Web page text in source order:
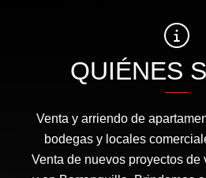
QUIÉNES
Venta y arriendo de
bodegas y locales
Venta de nuevos proyectos de